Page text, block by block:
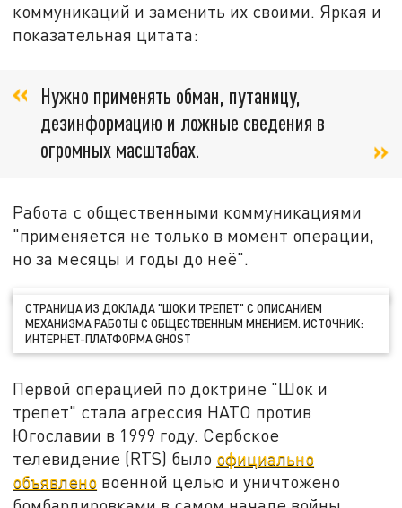
коммуникаций и заменить их своими. Яркая и
показательная цитата:
Нужно применять обман, путаницу,
дезинформацию и ложные сведения в
огромных масштабах.
Работа с общественными коммуникациями
"применяется не только в момент операции,
но за месяцы и годы до неё".
СТРАНИЦА ИЗ ДОКЛАДА "ШОК И ТРЕПЕТ" С ОПИСАНИЕМ
МЕХАНИЗМА РАБОТЫ С ОБЩЕСТВЕННЫМ МНЕНИЕМ. ИСТОЧНИК:
ИНТЕРНЕТ-ПЛАТФОРМА GHOST
Первой операцией по доктрине "Шок и
трепет" стала агрессия НАТО против
Югославии в 1999 году. Сербское
телевидение (RTS) было официально
объявлено военной целью и уничтожено